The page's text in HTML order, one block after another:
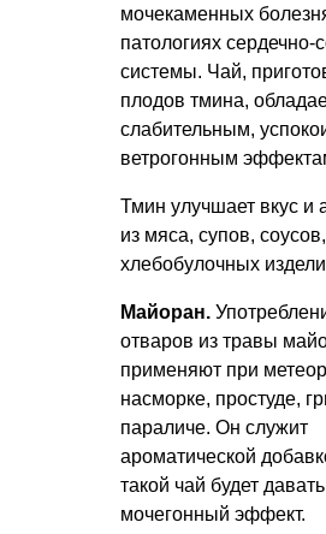
мочекаменных
патологиях сердечно-
системы. Чай,
плодов тмина,
слабительным,
ветрогонным
Тмин улучшает вкус и
из мяса, супов,
хлебобулочных
Майоран.
отваров из травы
применяют при
насморке, простуде,
параличе. Он служит
ароматической
такой чай будет
мочегонный эффект.